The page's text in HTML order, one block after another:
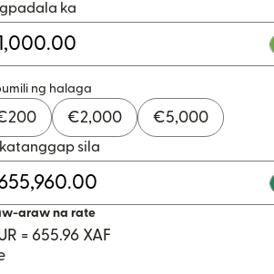
ka
ng halaga
200 €2,000 €5,000
sila
araw na rate
= 655.96 XAF